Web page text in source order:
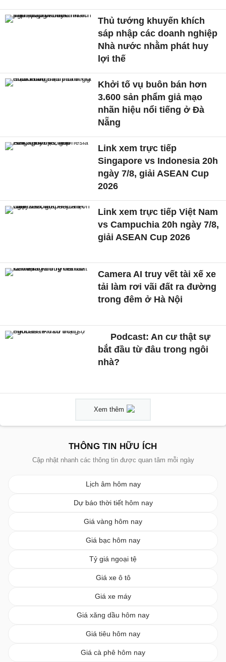
Thủ tướng khuyến khích
sáp nhập các doanh nghiệp
Nhà nước nhằm phát huy
lợi thế
Khởi tố vụ buôn bán hơn
3.600 sản phẩm giả mạo
nhãn hiệu nổi tiếng ở Đà
Nẵng
Link xem trực tiếp
Singapore vs Indonesia 20h
ngày 7/8, giải ASEAN Cup
2026
Link xem trực tiếp Việt Nam
vs Campuchia 20h ngày 7/8,
giải ASEAN Cup 2026
Camera AI truy vết tài xế xe
tải làm rơi vãi đất ra đường
trong đêm ở Hà Nội
Podcast: An cư thật sự
bắt đầu từ đâu trong ngôi
nhà?
Xem thêm
THÔNG TIN HỮU ÍCH
Cập nhật nhanh các thông tin được quan tâm mỗi ngày
Lịch âm hôm nay
Dự báo thời tiết hôm nay
Giá vàng hôm nay
Giá bạc hôm nay
Tỷ giá ngoại tệ
Giá xe ô tô
Giá xe máy
Giá xăng dầu hôm nay
Giá tiêu hôm nay
Giá cà phê hôm nay